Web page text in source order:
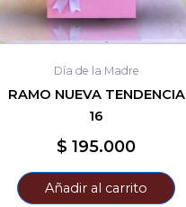
Día de la Madre
RAMO NUEVA TENDENCIA
16
$ 195.000
Añadir al carrito